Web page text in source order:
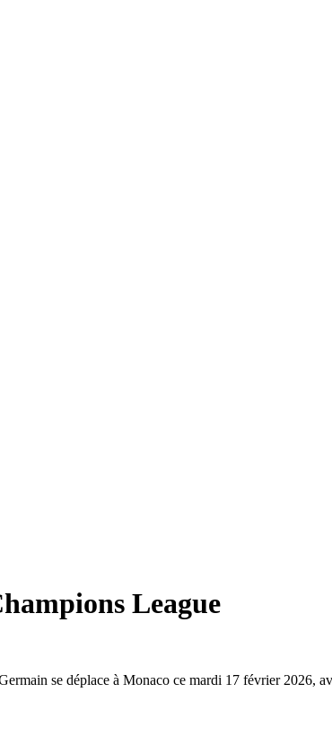
League
se déplace à Monaco ce mardi 17 février 2026,